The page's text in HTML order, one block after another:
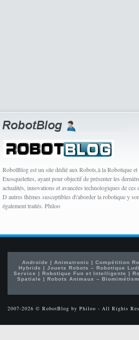
RobotBlog est un site dédié aux Robots,à la Robotique et
Exosquelettes, ayant pour objectif de présenter les
actualités, innovations et avancées technologiques de ces
D autres thèmes susceptibles d\'aborder la robotique y
également traités. Philoo
Androïde | Animatronic | Compétition
Hybride |Jouets Robots – Robotique
Service | Robotique Fun et Intelligente |
Spatiale | Robots Animaux –
2007-2026 © RobotBlog by Philoo - All Rights